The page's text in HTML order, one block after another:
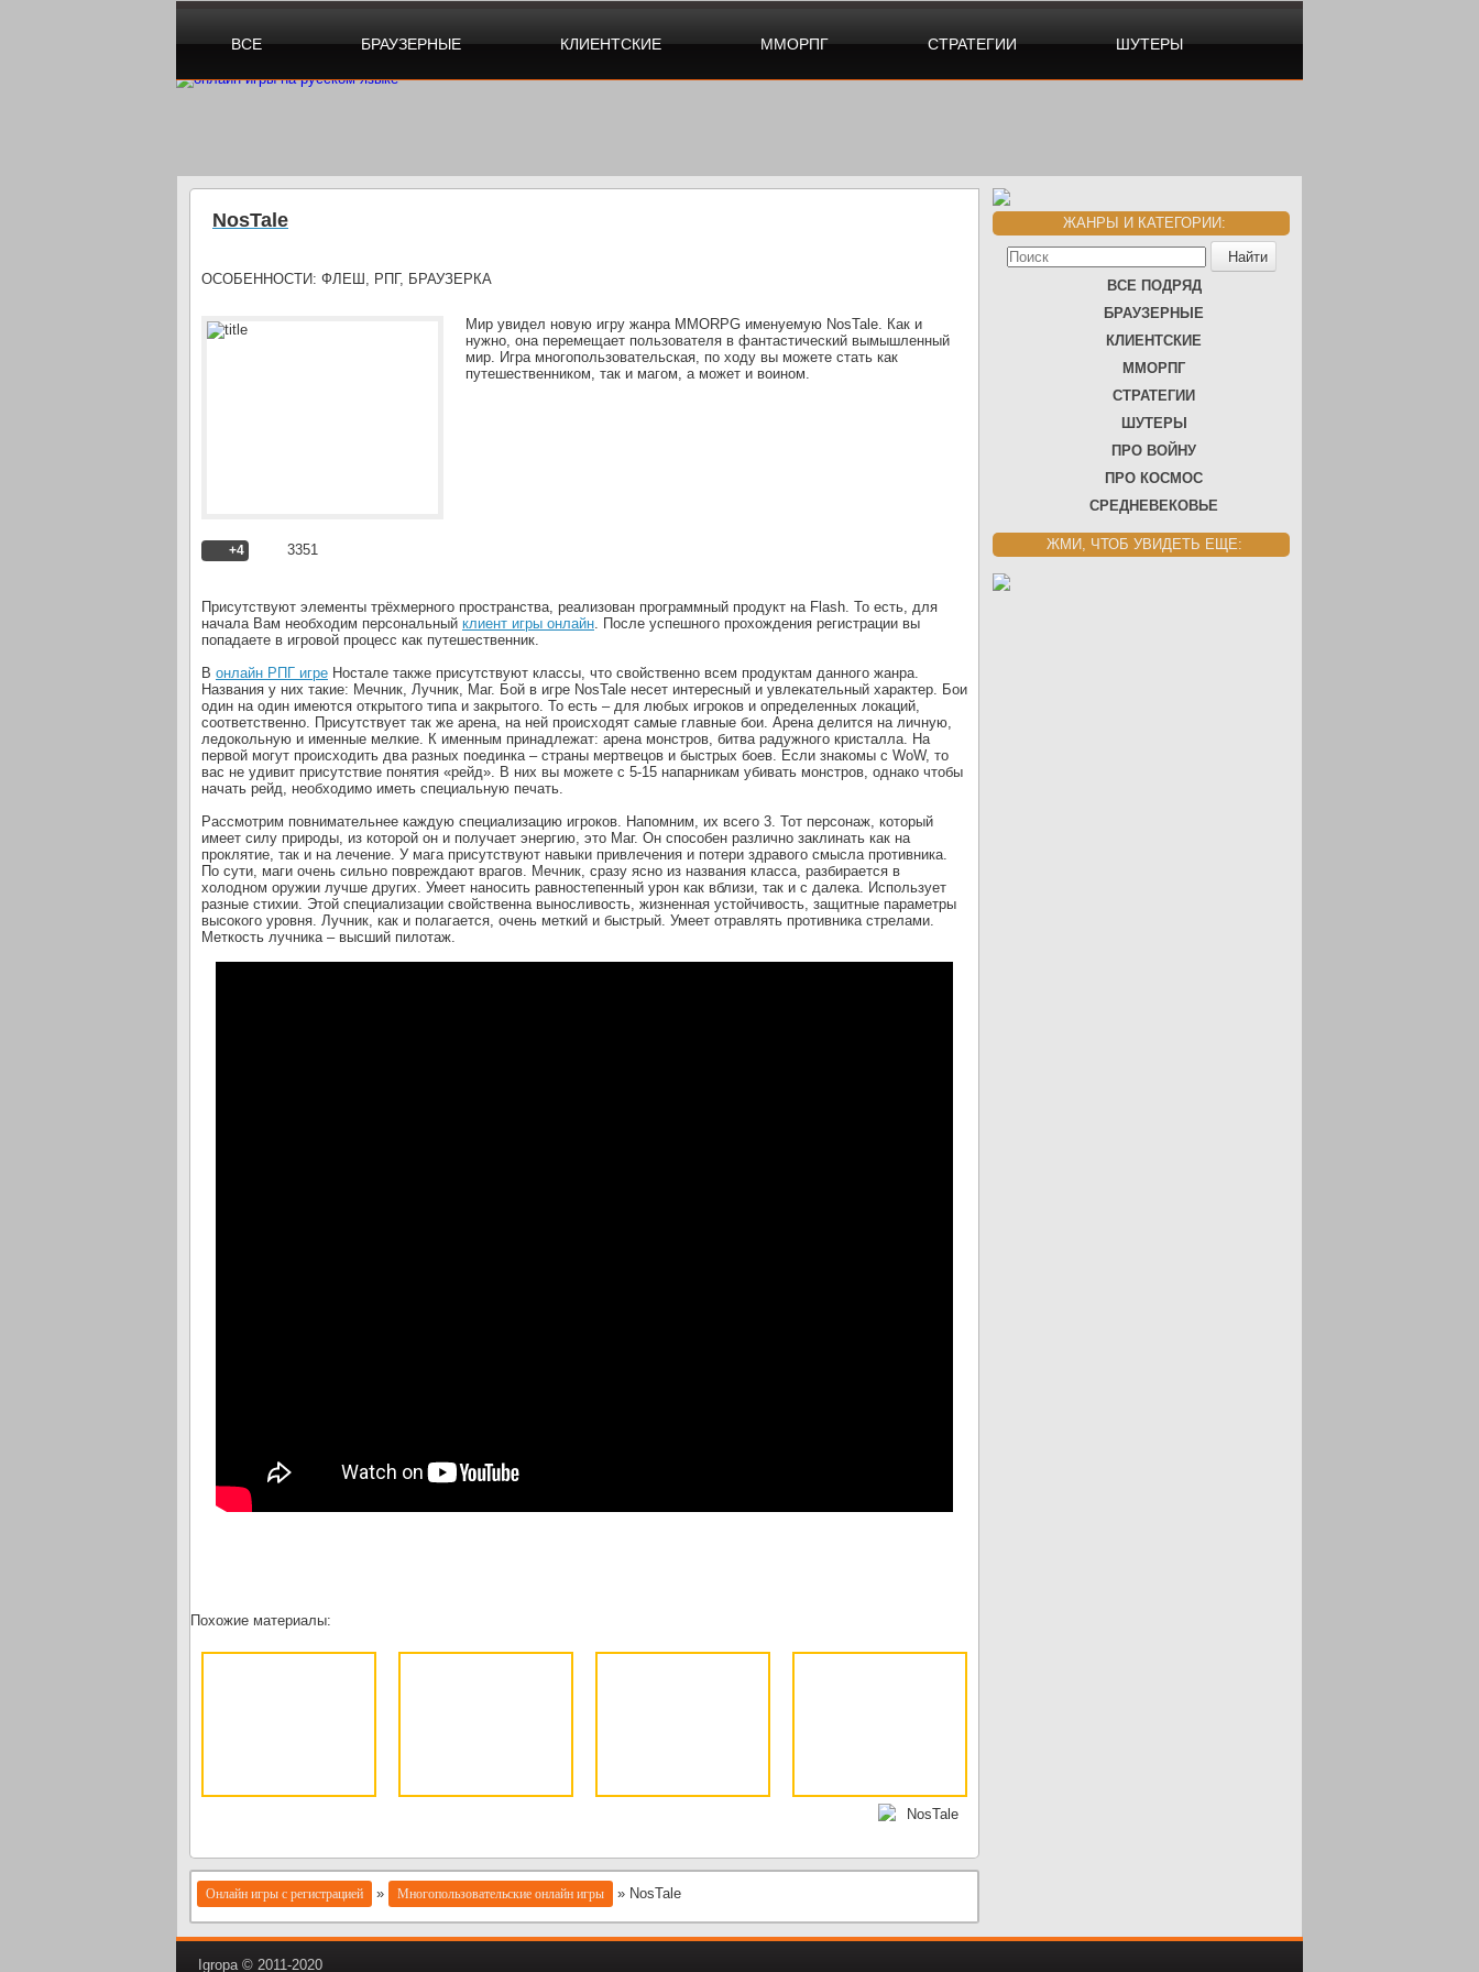
ВСЕ БРАУЗЕРНЫЕ КЛИЕНТСКИЕ ММОРПГ СТРАТЕГИИ ШУТЕРЫ
NosTale
ОСОБЕННОСТИ: ФЛЕШ, РПГ, БРАУЗЕРКА
Мир увидел новую игру жанра MMORPG именуемую NosTale. Как и
нужно, она перемещает пользователя в фантастический вымышленный
мир. Игра многопользовательская, по ходу вы можете стать как
путешественником, так и магом, а может и воином.
3351
+4
Присутствуют элементы трёхмерного пространства, реализован программный продукт на Flash. То есть, для
начала Вам необходим персональный клиент игры онлайн. После успешного прохождения регистрации вы
попадаете в игровой процесс как путешественник.
В онлайн РПГ игре Ностале также присутствуют классы, что свойственно всем продуктам данного жанра.
Названия у них такие: Мечник, Лучник, Маг. Бой в игре NosTale несет интересный и увлекательный характер. Бои
один на один имеются открытого типа и закрытого. То есть – для любых игроков и определенных локаций,
соответственно. Присутствует так же арена, на ней происходят самые главные бои. Арена делится на личную,
ледокольную и именные мелкие. К именным принадлежат: арена монстров, битва радужного кристалла. На
первой могут происходить два разных поединка – страны мертвецов и быстрых боев. Если знакомы с WoW, то
вас не удивит присутствие понятия «рейд». В них вы можете с 5-15 напарникам убивать монстров, однако чтобы
начать рейд, необходимо иметь специальную печать.
Рассмотрим повнимательнее каждую специализацию игроков. Напомним, их всего 3. Тот персонаж, который
имеет силу природы, из которой он и получает энергию, это Маг. Он способен различно заклинать как на
проклятие, так и на лечение. У мага присутствуют навыки привлечения и потери здравого смысла противника.
По сути, маги очень сильно повреждают врагов. Мечник, сразу ясно из названия класса, разбирается в
холодном оружии лучше других. Умеет наносить равностепенный урон как вблизи, так и с далека. Использует
разные стихии. Этой специализации свойственна выносливость, жизненная устойчивость, защитные параметры
высокого уровня. Лучник, как и полагается, очень меткий и быстрый. Умеет отравлять противника стрелами.
Меткость лучника – высший пилотаж.
Похожие материалы:
Онлайн игры с регистрацией » Многопользовательские онлайн игры » NosTale
ЖАНРЫ И КАТЕГОРИИ:
ВСЕ ПОДРЯД
БРАУЗЕРНЫЕ
КЛИЕНТСКИЕ
ММОРПГ
СТРАТЕГИИ
ШУТЕРЫ
ПРО ВОЙНУ
ПРО КОСМОС
СРЕДНЕВЕКОВЬЕ
ЖМИ, ЧТОБ УВИДЕТЬ ЕЩЕ:
Igropa © 2011-2020